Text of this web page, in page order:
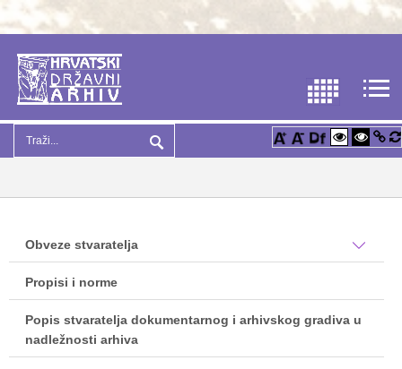
Obveze stvaratelja
Propisi i norme
Popis stvaratelja dokumentarnog i arhivskog gradiva u
nadležnosti arhiva